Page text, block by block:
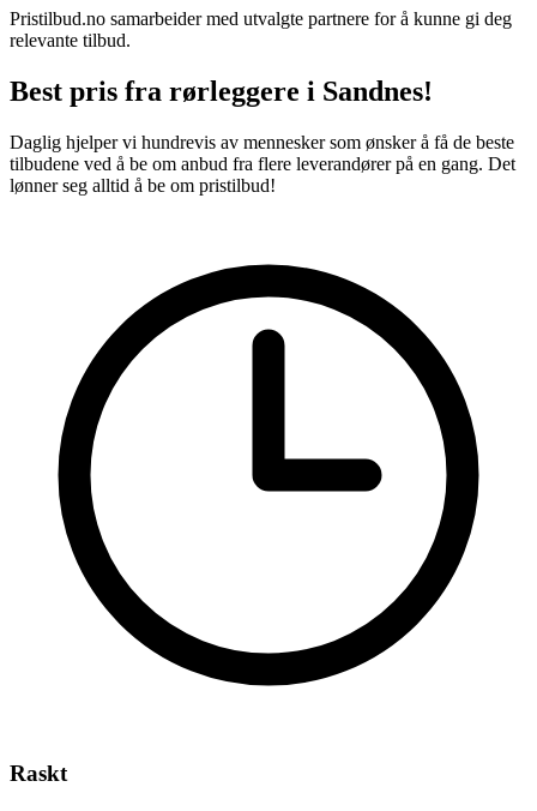
Pristilbud.no samarbeider med utvalgte partnere for å kunne gi deg
relevante tilbud.
Best pris fra rørleggere i Sandnes!
Daglig hjelper vi hundrevis av mennesker som ønsker å få de beste
tilbudene ved å be om anbud fra flere leverandører på en gang. Det
lønner seg alltid å be om pristilbud!
Raskt